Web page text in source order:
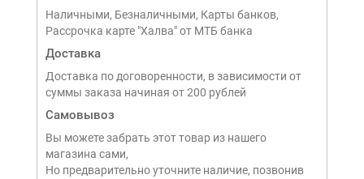
Наличными, Безналичными, Карты банков,
Рассрочка карте "Халва" от МТБ банка
Доставка
Доставка по договоренности, в зависимости от
суммы заказа начиная от 200 рублей
Самовывоз
Вы можете забрать этот товар из нашего
магазина сами,
Но предварительно уточните наличие, позвонив